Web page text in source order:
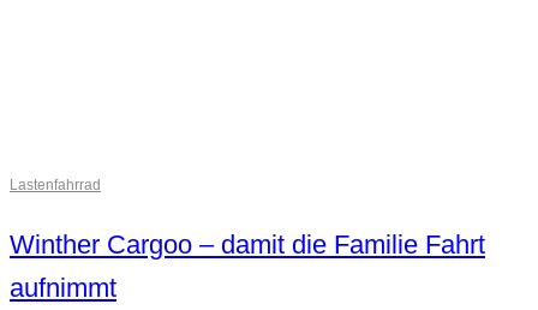
Lastenfahrrad
Winther Cargoo – damit die Familie Fahrt
aufnimmt